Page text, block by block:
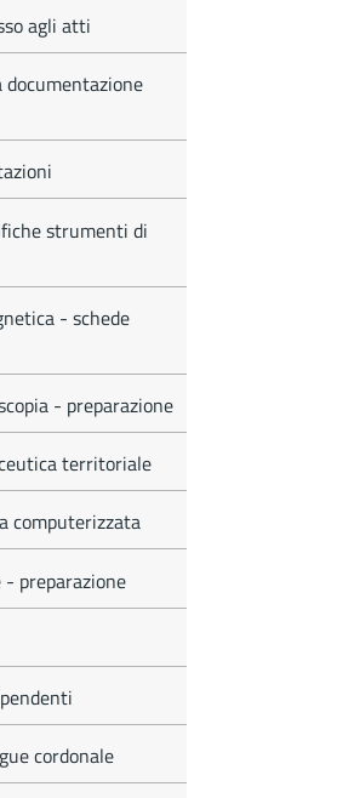
agli atti
documentazione
strumenti di
- schede
- preparazione
territoriale
computerizzata
preparazione
cordonale